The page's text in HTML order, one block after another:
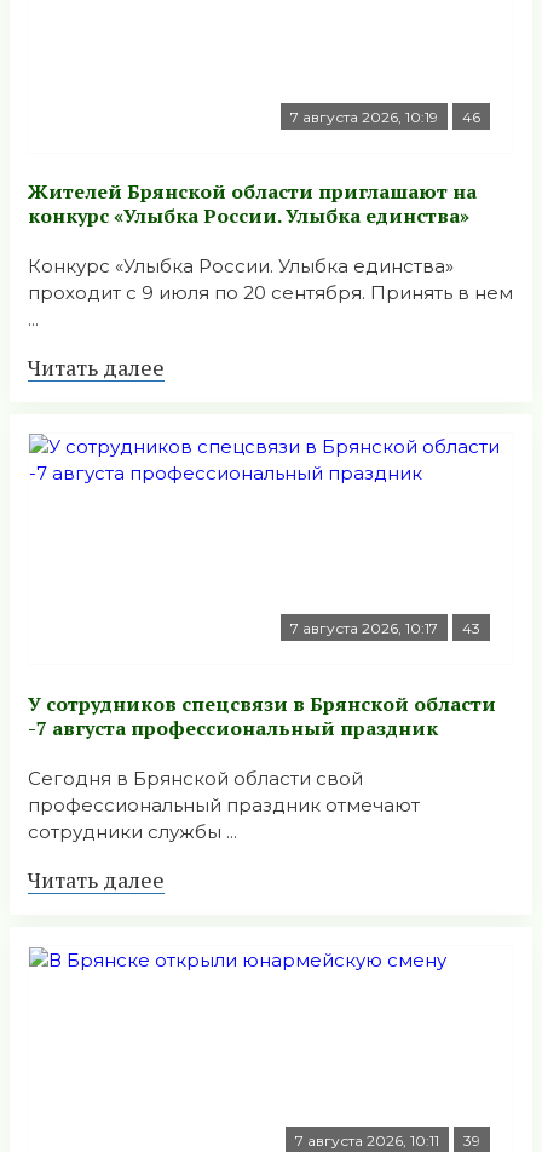
7 августа 2026, 10:19 46
Жителей Брянской области приглашают на
конкурс «Улыбка России. Улыбка единства»
Конкурс «Улыбка России. Улыбка единства»
проходит с 9 июля по 20 сентября. Принять в нем
...
Читать далее
7 августа 2026, 10:17 43
У сотрудников спецсвязи в Брянской области
-7 августа профессиональный праздник
Сегодня в Брянской области свой
профессиональный праздник отмечают
сотрудники службы ...
Читать далее
7 августа 2026, 10:11 39